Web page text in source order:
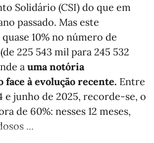
Solidário (CSI) do que em
passado. Mas este
10% no número de
225 543 mil para 245 532
a uma notória
face à evolução recente. Entre
e junho de 2025, recorde-se, o
de 60%: nesses 12 meses,
...